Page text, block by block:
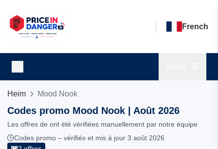
French
Heim Mood Nook
Codes promo Mood Nook | Août 2026
Les offres de ont été vérifiées manuellement par notre équipe
Codes promo – vérifiés et mis à jour 3 août 2026